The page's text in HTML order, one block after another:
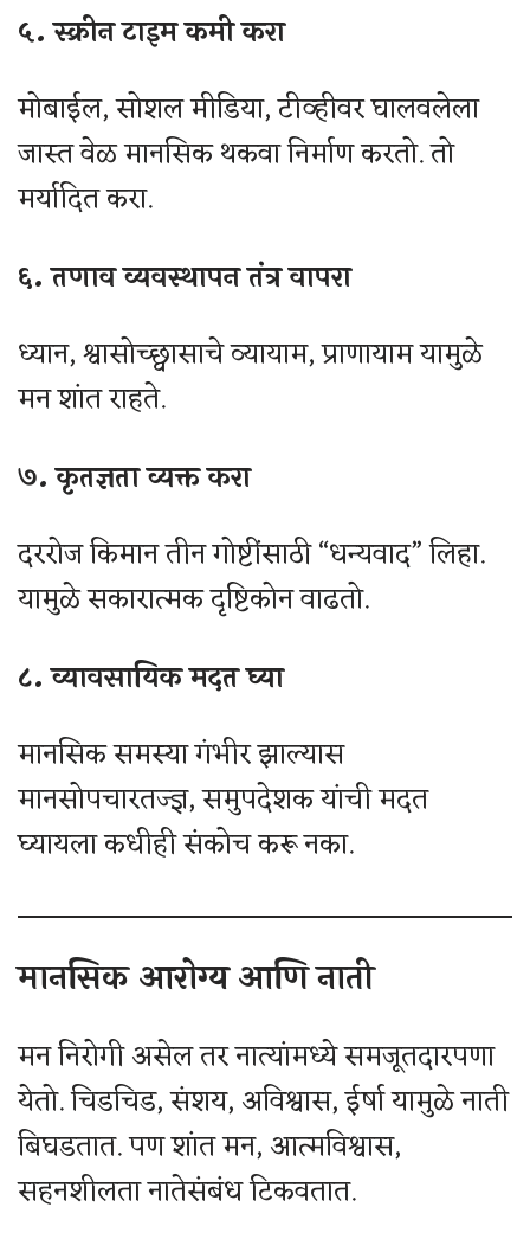
५. स्क्रीन टाइम कमी करा
मोबाईल, सोशल मीडिया, टीव्हीवर घालवलेला
जास्त वेळ मानसिक थकवा निर्माण करतो. तो
मर्यादित करा.
६. तणाव व्यवस्थापन तंत्र वापरा
ध्यान, श्वासोच्छ्वासाचे व्यायाम, प्राणायाम यामुळे
मन शांत राहते.
७. कृतज्ञता व्यक्त करा
दररोज किमान तीन गोष्टींसाठी “धन्यवाद” लिहा.
यामुळे सकारात्मक दृष्टिकोन वाढतो.
८. व्यावसायिक मदत घ्या
मानसिक समस्या गंभीर झाल्यास
मानसोपचारतज्ज्ञ, समुपदेशक यांची मदत
घ्यायला कधीही संकोच करू नका.
मानसिक आरोग्य आणि नाती
मन निरोगी असेल तर नात्यांमध्ये समजूतदारपणा
येतो. चिडचिड, संशय, अविश्वास, ईर्षा यामुळे नाती
बिघडतात. पण शांत मन, आत्मविश्वास,
सहनशीलता नातेसंबंध टिकवतात.